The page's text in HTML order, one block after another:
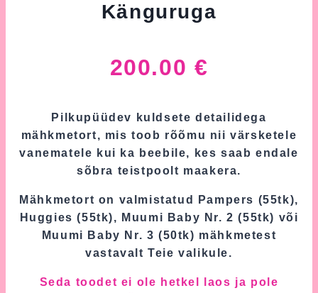
Känguruga
200.00 €
Pilkupüüdev kuldsete detailidega
mähkmetort, mis toob rõõmu nii värsketele
vanematele kui ka beebile, kes saab endale
sõbra teistpoolt maakera.
Mähkmetort on valmistatud Pampers (55tk),
Huggies (55tk), Muumi Baby Nr. 2 (55tk) või
Muumi Baby Nr. 3 (50tk) mähkmetest
vastavalt Teie valikule.
Seda toodet ei ole hetkel laos ja pole